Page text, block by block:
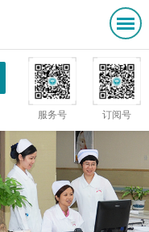
服务号 订阅号